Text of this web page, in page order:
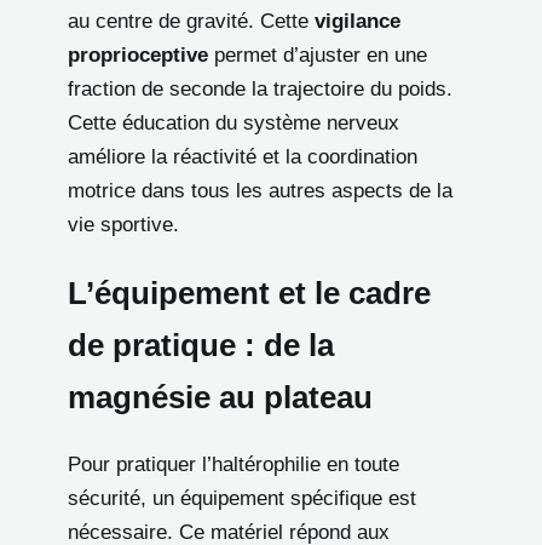
au centre de gravité. Cette vigilance
proprioceptive permet d’ajuster en une
fraction de seconde la trajectoire du poids.
Cette éducation du système nerveux
améliore la réactivité et la coordination
motrice dans tous les autres aspects de la
vie sportive.
L’équipement et le cadre
de pratique : de la
magnésie au plateau
Pour pratiquer l’haltérophilie en toute
sécurité, un équipement spécifique est
nécessaire. Ce matériel répond aux